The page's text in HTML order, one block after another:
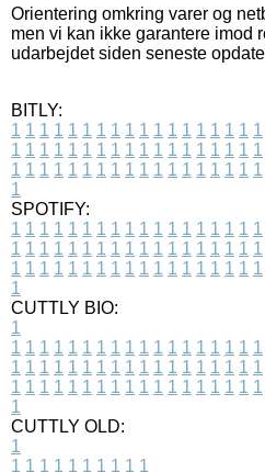
Orientering omkring varer og
men vi kan ikke garantere imod
udarbejdet siden seneste
BITLY:
1 1 1 1 1 1 1 1 1 1 1 1 1 1 1 1 1 1
1 1 1 1 1 1 1 1 1 1 1 1 1 1 1 1 1 1
1 1 1 1 1 1 1 1 1 1 1 1 1 1 1 1 1 1
1
SPOTIFY:
1 1 1 1 1 1 1 1 1 1 1 1 1 1 1 1 1 1
1 1 1 1 1 1 1 1 1 1 1 1 1 1 1 1 1 1
1 1 1 1 1 1 1 1 1 1 1 1 1 1 1 1 1 1
1
CUTTLY BIO:
1
1 1 1 1 1 1 1 1 1 1 1 1 1 1 1 1 1 1
1 1 1 1 1 1 1 1 1 1 1 1 1 1 1 1 1 1
1 1 1 1 1 1 1 1 1 1 1 1 1 1 1 1 1 1
1
CUTTLY OLD:
1
1 1 1 1 1 1 1 1 1 1